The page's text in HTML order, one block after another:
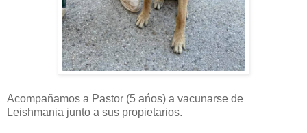
Acompañamos a Pastor (5 ańos) a vacunarse de
Leishmania junto a sus propietarios.